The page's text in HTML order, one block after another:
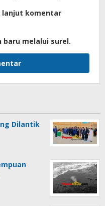
lanjut komentar
baru melalui surel.
Dilantik